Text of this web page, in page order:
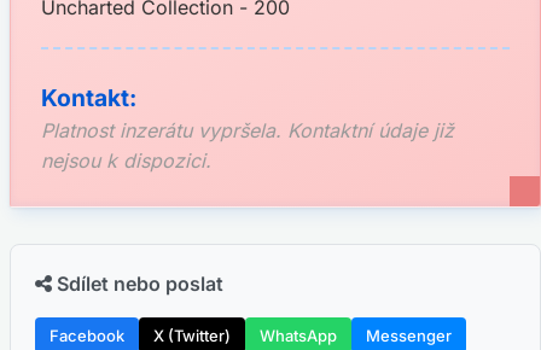
Uncharted Collection - 200
Kontakt:
Platnost inzerátu vypršela. Kontaktní údaje již
nejsou k dispozici.
Sdílet nebo poslat
Facebook X (Twitter) WhatsApp
Messenger